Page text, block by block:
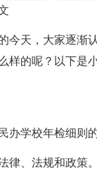
今天，大家逐渐
样的呢？以下是
办学校年检细则
律、法规和政策。